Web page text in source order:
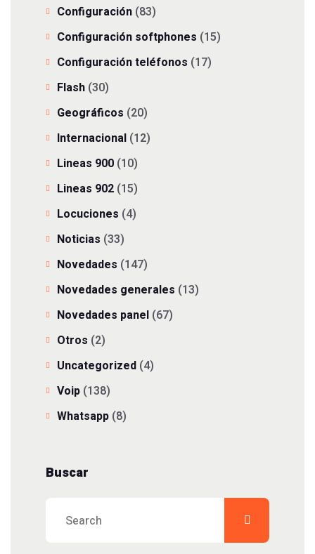
Configuración (83)
Configuración softphones (15)
Configuración teléfonos (17)
Flash (30)
Geográficos (20)
Internacional (12)
Lineas 900 (10)
Lineas 902 (15)
Locuciones (4)
Noticias (33)
Novedades (147)
Novedades generales (13)
Novedades panel (67)
Otros (2)
Uncategorized (4)
Voip (138)
Whatsapp (8)
Buscar